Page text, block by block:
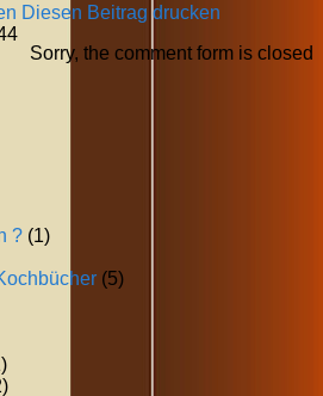
Diesen Beitrag drucken
Sorry, the comment form is closed
? (1)
(5)